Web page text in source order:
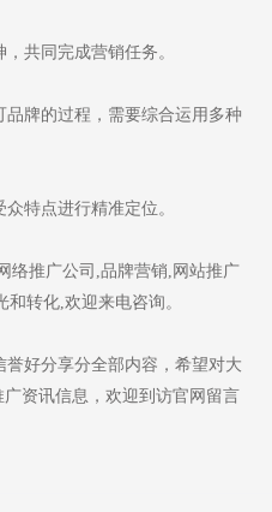
共同完成营销任务。
牌的过程，需要综合运用多种
特点进行精准定位。
推广公司,品牌营销,网站推广
转化,欢迎来电咨询。
好分享分全部内容，希望对大
资讯信息，欢迎到访官网留言